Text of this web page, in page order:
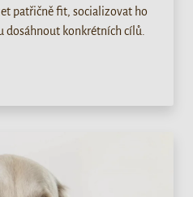
patřičně fit, socializovat ho
dosáhnout konkrétních cílů.